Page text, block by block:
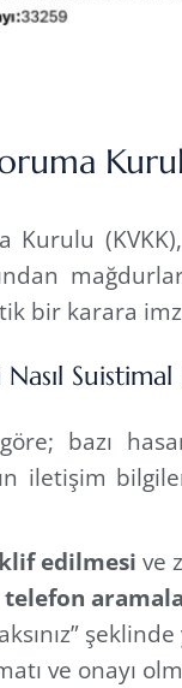
Kurulu (KVKK),
bir karara
Suistimal
bazı
iletişim
edilmesi ve
telefon
şeklinde
ve onayı